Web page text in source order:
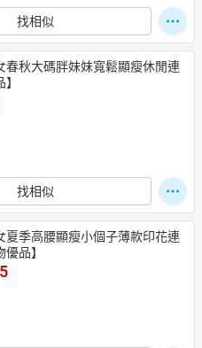
找相似
春秋大碼胖妹妹寬鬆顯瘦休閒連
找相似
夏季高腰顯瘦小個子薄款印花連
品】